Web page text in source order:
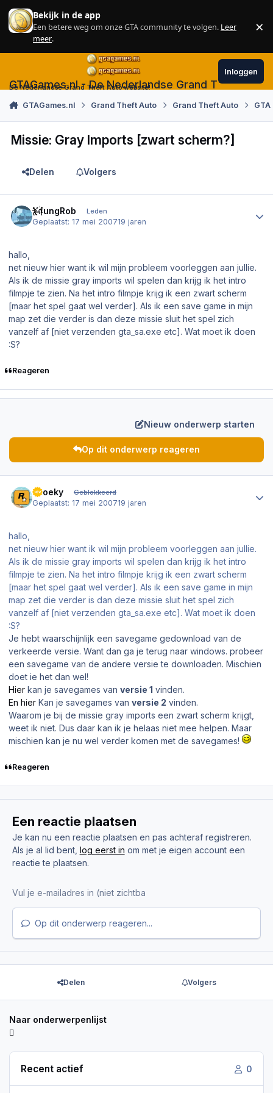
Skip to content
Bekijk in de app
Een betere weg om onze GTA community te volgen. Leer
meer.
×
GTAGames.nl - De Nederlandse Grand Theft Auto
De Nederlandse Grand Theft Auto website!
Inloggen
GTAGames.nl Grand Theft Auto Grand Theft Auto
Missie: Gray Imports [zwart scherm?]
Delen Volgers
YoungRob Leden
Geplaatst:17 mei 200719 jaren
hallo,
net nieuw hier want ik wil mijn probleem voorleggen aan jullie.
Als ik de missie gray imports wil spelen dan krijg ik het intro
filmpje te zien. Na het intro filmpje krijg ik een zwart scherm
[maar het spel gaat wel verder]. Als ik een save game in mijn
map zet die verder is dan deze missie sluit het spel zich
vanzelf af [niet verzenden gta_sa.exe etc]. Wat moet ik doen
:S?
Reageren
Nieuw onderwerp starten
Op dit onderwerp reageren
spoeky Geblokkeerd
Geplaatst:17 mei 200719 jaren
hallo,
net nieuw hier want ik wil mijn probleem voorleggen aan jullie.
Als ik de missie gray imports wil spelen dan krijg ik het intro
filmpje te zien. Na het intro filmpje krijg ik een zwart scherm
[maar het spel gaat wel verder]. Als ik een save game in mijn
map zet die verder is dan deze missie sluit het spel zich
vanzelf af [niet verzenden gta_sa.exe etc]. Wat moet ik doen
:S?
Je hebt waarschijnlijk een savegame gedownload van de
verkeerde versie. Want dan ga je terug naar windows. probeer
een savegame van de andere versie te downloaden. Mischien
doet ie het dan wel!
Hier kan je savegames van versie 1 vinden.
En hier Kan je savegames van versie 2 vinden.
Waarom je bij de missie gray imports een zwart scherm krijgt,
weet ik niet. Dus daar kan ik je helaas niet mee helpen. Maar
mischien kan je nu wel verder komen met de savegames!
Reageren
Een reactie plaatsen
Je kan nu een reactie plaatsen en pas achteraf registreren.
Als je al lid bent, log eerst in om met je eigen account een
reactie te plaatsen.
Op dit onderwerp reageren...
Delen Volgers
Naar onderwerpenlijst
Recent actief 0